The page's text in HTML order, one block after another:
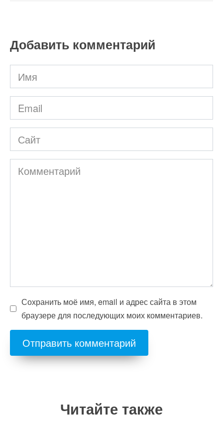
Добавить комментарий
Имя
*
Email
*
Сайт
Комментарий
Сохранить моё имя, email и адрес сайта в этом
браузере для последующих моих комментариев.
Читайте также